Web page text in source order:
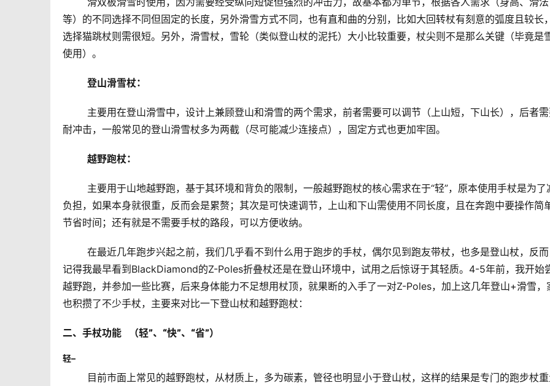
等）的不同选择不同但固定的长度，另外滑雪方式不同，也有直和曲的分别，比如大回转杖有刻意的弧度且较长
选择猫跳杖则需很短。另外，滑雪杖，雪轮（类似登山杖的泥托）大小比较重要，杖尖则不是那么关键（毕竟是
使用）。
登山滑雪杖：
耐冲击，一般常见的登山滑雪杖多为两截（尽可能减少连接点），固定方式也更加牢固。
越野跑杖：
负担，如果本身就很重，反而会是累赘；其次是可快速调节，上山和下山需使用不同长度，且在奔跑中要操作简单
节省时间；还有就是不需要手杖的路段，可以方便收纳。
记得我最早看到BlackDiamond的Z-Poles折叠杖还是在登山环境中，试用之后惊讶于其轻质。4-5年前，我开始
越野跑，并参加一些比赛，后来身体能力不足想用杖顶，就果断的入手了一对Z-Poles，加上这几年登山+滑雪，
也积攒了不少手杖，主要来对比一下登山杖和越野跑杖：
二、手杖功能   （轻”、“快”、“省”）
轻–